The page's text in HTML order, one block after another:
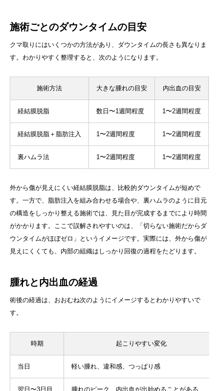
施術ごとのダウンタイムの目安
クマ取りにはいくつかの方法があり、ダウンタイムの長さも異なりま
す。わかりやすく整理すると、次のようになります。
施術方法 大きな腫れの目安 内出血の目安
経結膜脱脂 数日〜1週間程度 1〜2週間程度
経結膜脱脂＋脂肪注入 1〜2週間程度 1〜2週間程度
裏ハムラ法 1〜2週間程度 1〜2週間程度
外から傷が見えにくい経結膜脱脂は、比較的ダウンタイムが短めで
す。一方で、脂肪注入を組み合わせる場合や、裏ハムラのように目元
の構造をしっかり整える施術では、見た目が完成するまでにより時間
がかかります。ここで誤解されやすいのは、「切らない施術だからダ
ウンタイムがほぼゼロ」というイメージです。実際には、外から傷が
見えにくくても、内部の組織はしっかり回復の過程をたどります。
腫れと内出血の経過
術後の経過は、おおむね次のようにイメージするとわかりやすいで
す。
時期 起こりやすい変化
当日 軽い腫れ、違和感、つっぱり感
翌日〜3日目 腫れのピーク、内出血が出始めることがある